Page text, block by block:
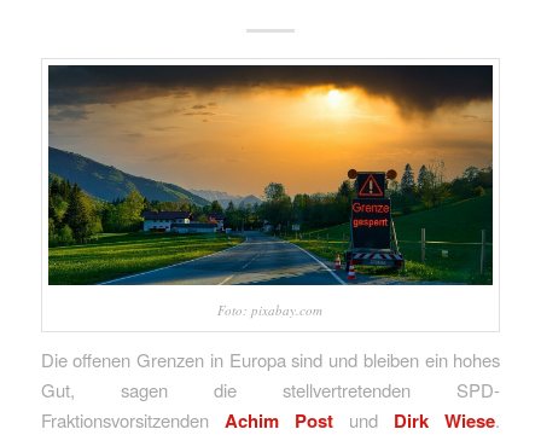
Foto: pixabay.com
Die offenen Grenzen in Europa sind und bleiben ein hohes
Gut, sagen die stellvertretenden SPD-
Fraktionsvorsitzenden Achim Postund Dirk Wiese.